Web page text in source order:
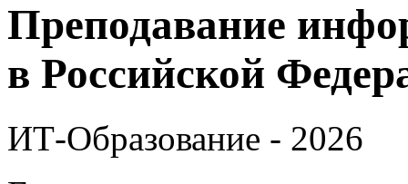
Преподавание
в Российской
ИТ-Образование - 2026